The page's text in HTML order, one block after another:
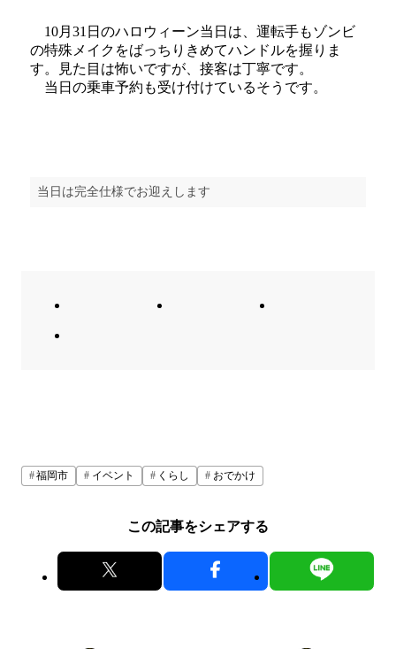
10月31日のハロウィーン当日は、運転手もゾンビ
の特殊メイクをばっちりきめてハンドルを握りま
す。見た目は怖いですが、接客は丁寧です。
当日の乗車予約も受け付けているそうです。
当日は完全仕様でお迎えします
福岡市 イベント くらし おでかけ
この記事をシェアする